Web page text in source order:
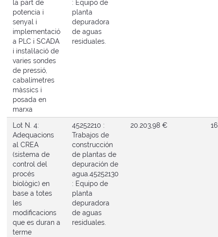
la part de
potencia i
senyal i
implementació
a PLC i SCADA
i instal·lació de
varies sondes
de pressió,
cabalímetres
màssics i
posada en
marxa
: Equipo de
planta
depuradora
de aguas
residuales.
Lot N. 4:
Adequacions
al CREA
(sistema de
control del
procés
biològic) en
base a totes
les
modificacions
que es duran a
terme
45252210 :
Trabajos de
construcción
de plantas de
depuración de
agua. 45252130
: Equipo de
planta
depuradora
de aguas
residuales.
20.203,98 €